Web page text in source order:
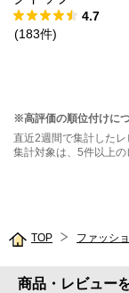
4.7
(183件)
※高評価の順位付けに
直近2週間で集計したレ
集計対象は、5件以上の
TOP ファッシ
商品・レビュー